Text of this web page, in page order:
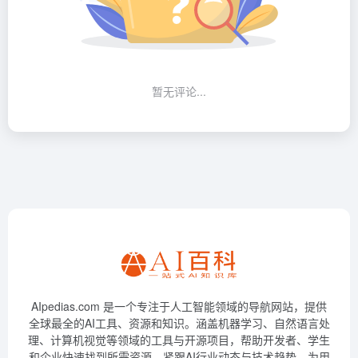
暂无评论...
AIpedias.com 是一个专注于人工智能领域的导航网站，提供
全球最全的AI工具、资源和知识。涵盖机器学习、自然语言处
理、计算机视觉等领域的工具与开源项目，帮助开发者、学生